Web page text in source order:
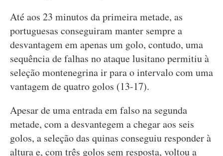
Até aos 23 minutos da primeira metade, as
portuguesas conseguiram manter sempre a
desvantagem em apenas um golo, contudo, uma
sequência de falhas no ataque lusitano permitiu à
seleção montenegrina ir para o intervalo com uma
vantagem de quatro golos (13-17).
Apesar de uma entrada em falso na segunda
metade, com a desvantegem a chegar aos seis
golos, a seleção das quinas conseguiu responder à
altura e, com três golos sem resposta, voltou a